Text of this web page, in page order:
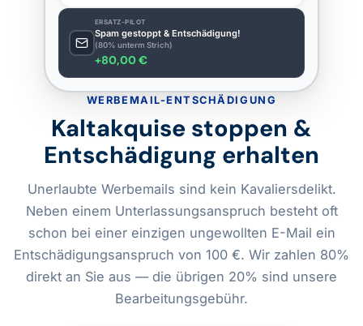
ERSATZ-PILOT
Spam gestoppt & Entschädigung!
(80% unterm Strich)
+80,00 €
WERBEMAIL-ENTSCHÄDIGUNG
Kaltakquise stoppen &
Entschädigung erhalten
Unerlaubte Werbemails sind kein Kavaliersdelikt.
Neben einem Unterlassungsanspruch besteht oft
schon bei einer einzigen ungewollten E-Mail ein
Entschädigungsanspruch von 100 €. Wir zahlen 80%
direkt an Sie aus — die übrigen 20% sind unsere
Bearbeitungsgebühr.